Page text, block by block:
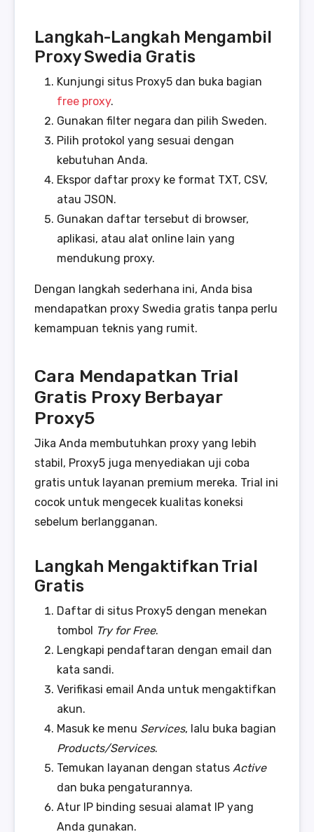
Langkah-Langkah Mengambil
Proxy Swedia Gratis
Kunjungi situs Proxy5 dan buka bagian
free proxy.
Gunakan filter negara dan pilih Sweden.
Pilih protokol yang sesuai dengan
kebutuhan Anda.
Ekspor daftar proxy ke format TXT, CSV,
atau JSON.
Gunakan daftar tersebut di browser,
aplikasi, atau alat online lain yang
mendukung proxy.
Dengan langkah sederhana ini, Anda bisa
mendapatkan proxy Swedia gratis tanpa perlu
kemampuan teknis yang rumit.
Cara Mendapatkan Trial
Gratis Proxy Berbayar
Proxy5
Jika Anda membutuhkan proxy yang lebih
stabil, Proxy5 juga menyediakan uji coba
gratis untuk layanan premium mereka. Trial ini
cocok untuk mengecek kualitas koneksi
sebelum berlangganan.
Langkah Mengaktifkan Trial
Gratis
Daftar di situs Proxy5 dengan menekan
tombol Try for Free.
Lengkapi pendaftaran dengan email dan
kata sandi.
Verifikasi email Anda untuk mengaktifkan
akun.
Masuk ke menu Services, lalu buka bagian
Products/Services.
Temukan layanan dengan status Active
dan buka pengaturannya.
Atur IP binding sesuai alamat IP yang
Anda gunakan.